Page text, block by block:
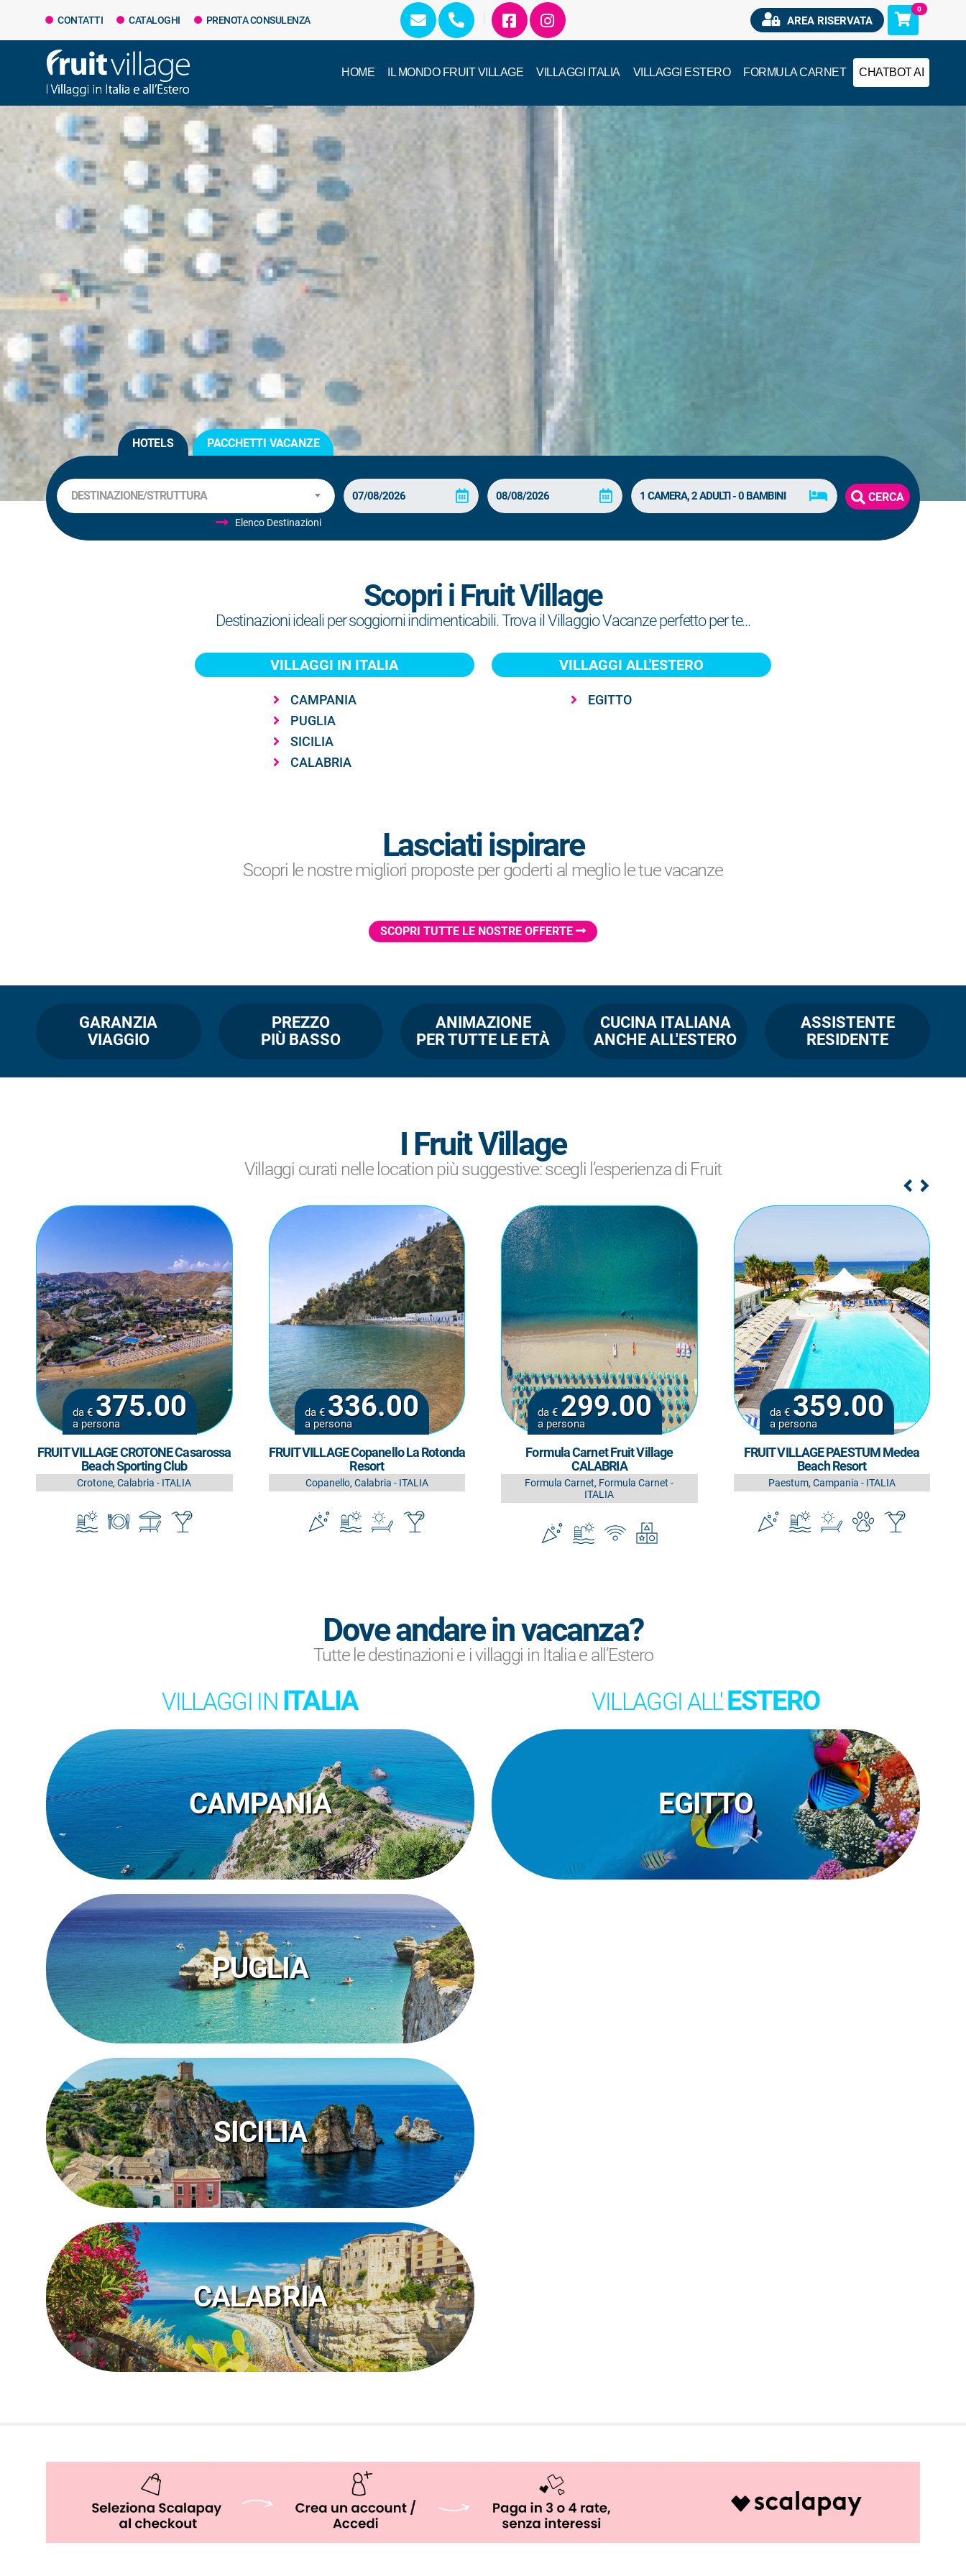
CONTATTI CATALOGHI PRENOTA CONSULENZA AREA RISERVATA
0
HOME IL MONDO FRUIT VILLAGE VILLAGGI ITALIA VILLAGGI ESTERO FORMULA CARNET CHATBOT AI
HOTELS PACCHETTI VACANZE
DESTINAZIONE/STRUTTURA
Elenco Destinazioni
CERCA
Scopri i Fruit Village
Destinazioni ideali per soggiorni indimenticabili. Trova il Villaggio Vacanze perfetto per te...
VILLAGGI IN ITALIA
CAMPANIA
PUGLIA
SICILIA
CALABRIA
VILLAGGI ALL'ESTERO
EGITTO
Lasciati ispirare
Scopri le nostre migliori proposte per goderti al meglio le tue vacanze
SCOPRI TUTTE LE NOSTRE OFFERTE
GARANZIA
VIAGGIO
PREZZO
PIÙ BASSO
ANIMAZIONE
PER TUTTE LE ETÀ
CUCINA ITALIANA
ANCHE ALL'ESTERO
ASSISTENTE
RESIDENTE
I Fruit Village
Villaggi curati nelle location più suggestive: scegli l’esperienza di Fruit
da € 375.00
a persona
FRUIT VILLAGE CROTONE Casarossa
Beach Sporting Club
Crotone, Calabria - ITALIA
da € 336.00
a persona
FRUIT VILLAGE Copanello La Rotonda
Resort
Copanello, Calabria - ITALIA
da € 299.00
a persona
Formula Carnet Fruit Village
CALABRIA
Formula Carnet, Formula Carnet -
ITALIA
da € 359.00
a persona
FRUIT VILLAGE PAESTUM Medea
Beach Resort
Paestum, Campania - ITALIA
Dove andare in vacanza?
Tutte le destinazioni e i villaggi in Italia e all’Estero
VILLAGGI IN ITALIA
CAMPANIA
SCOPRI I FRUIT VILLAGE IN CAMPANIA
PUGLIA
SCOPRI I FRUIT VILLAGE IN PUGLIA
SICILIA
SCOPRI I FRUIT VILLAGE IN SICILIA
CALABRIA
VILLAGGI ALL'ESTERO
EGITTO